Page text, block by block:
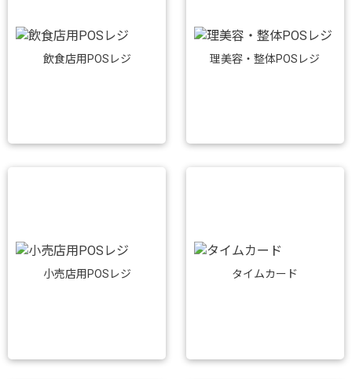
飲食店用POSレジ 理美容・整体POSレジ
小売店用POSレジ タイムカード